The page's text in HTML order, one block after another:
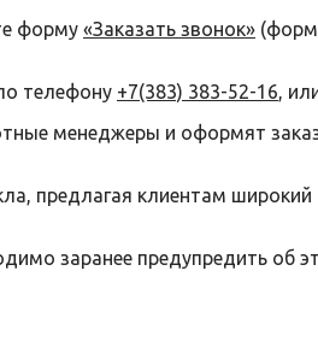
форму «Заказать звонок»
телефону +7(383) 383-52-16,
менеджеры и оформят
предлагая клиентам
заранее предупредить об